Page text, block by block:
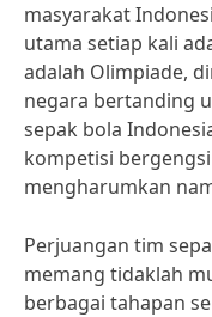
masyarakat
utama setiap kali
adalah Olimpiade,
negara bertanding
sepak bola
kompetisi
mengharumkan
Perjuangan tim
memang tidaklah
berbagai tahapan